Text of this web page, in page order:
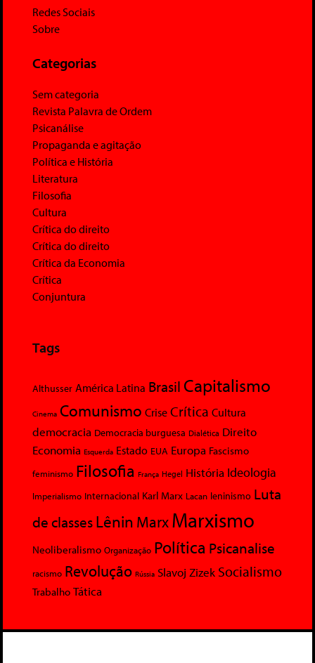
Redes Sociais
Sobre
Categorias
Sem categoria
Revista Palavra de Ordem
Psicanálise
Propaganda e agitação
Política e História
Literatura
Filosofia
Cultura
Crítica do direito
Crítica do direito
Crítica da Economia
Crítica
Conjuntura
Tags
Althusser América Latina Brasil Capitalismo
Cinema Comunismo Crise Crítica Cultura
democracia Democracia burguesa Dialética Direito
Economia Esquerda Estado EUA Europa Fascismo
feminismo Filosofia França Hegel História Ideologia
Imperialismo Internacional Karl Marx Lacan leninismo Luta
de classesLênin MarxMarxismo
Neoliberalismo Organização Política Psicanalise
racismo Revolução Rússia Slavoj Zizek Socialismo
Trabalho Tática